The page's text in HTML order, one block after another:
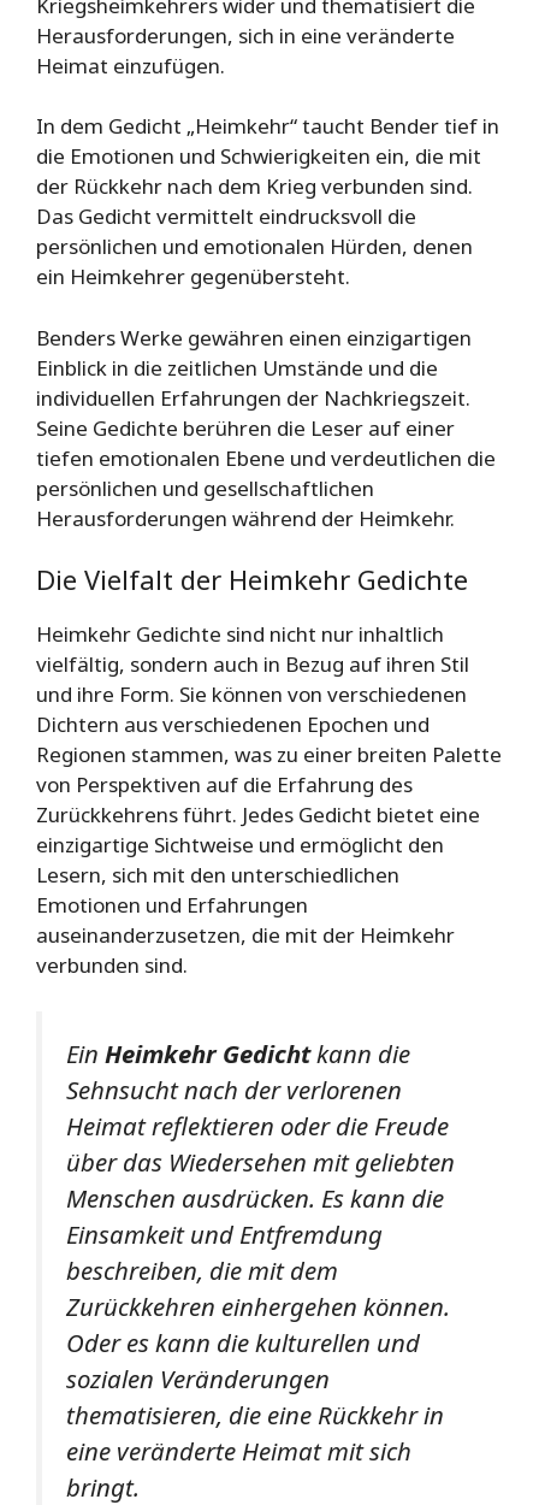
Herausforderungen, sich in eine veränderte
Heimat einzufügen.
In dem Gedicht „Heimkehr“ taucht Bender tief in
die Emotionen und Schwierigkeiten ein, die mit
der Rückkehr nach dem Krieg verbunden sind.
Das Gedicht vermittelt eindrucksvoll die
persönlichen und emotionalen Hürden, denen
ein Heimkehrer gegenübersteht.
Benders Werke gewähren einen einzigartigen
Einblick in die zeitlichen Umstände und die
individuellen Erfahrungen der Nachkriegszeit.
Seine Gedichte berühren die Leser auf einer
tiefen emotionalen Ebene und verdeutlichen die
persönlichen und gesellschaftlichen
Herausforderungen während der Heimkehr.
Die Vielfalt der Heimkehr Gedichte
Heimkehr Gedichte sind nicht nur inhaltlich
vielfältig, sondern auch in Bezug auf ihren Stil
und ihre Form. Sie können von verschiedenen
Dichtern aus verschiedenen Epochen und
Regionen stammen, was zu einer breiten Palette
von Perspektiven auf die Erfahrung des
Zurückkehrens führt. Jedes Gedicht bietet eine
einzigartige Sichtweise und ermöglicht den
Lesern, sich mit den unterschiedlichen
Emotionen und Erfahrungen
auseinanderzusetzen, die mit der Heimkehr
verbunden sind.
Ein Heimkehr Gedichtkann die
Sehnsucht nach der verlorenen
Heimat reflektieren oder die Freude
über das Wiedersehen mit geliebten
Menschen ausdrücken. Es kann die
Einsamkeit und Entfremdung
beschreiben, die mit dem
Zurückkehren einhergehen können.
Oder es kann die kulturellen und
sozialen Veränderungen
thematisieren, die eine Rückkehr in
eine veränderte Heimat mit sich
bringt.